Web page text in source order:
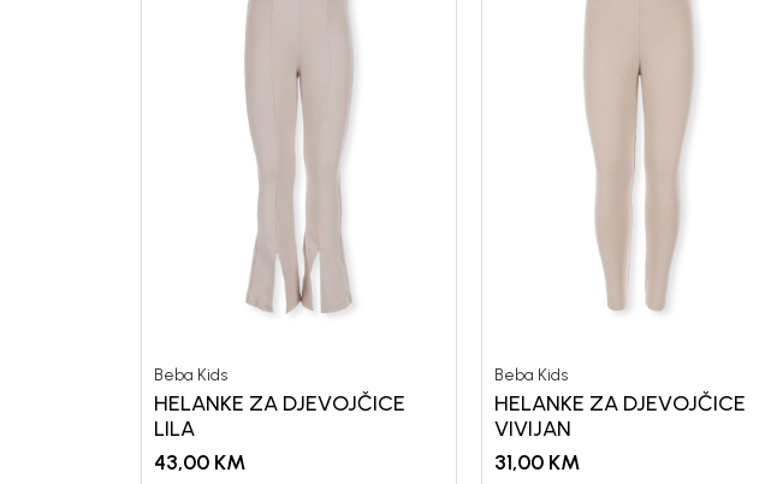
Beba Kids
HELANKE ZA DJEVOJČICE
LILA
43,00 KM
Beba Kids
HELANKE ZA DJEVOJČICE
VIVIJAN
31,00 KM